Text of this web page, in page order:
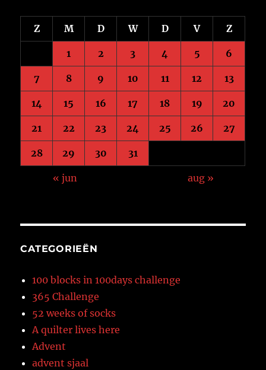
Z M D W D V Z
1 2 3 4 5 6
7 8 9 10 11 12 13
14 15 16 17 18 19 20
21 22 23 24 25 26 27
28 29 30 31
« jun aug »
CATEGORIEËN
100 blocks in 100days challenge
365 Challenge
52 weeks of socks
A quilter lives here
Advent
advent sjaal